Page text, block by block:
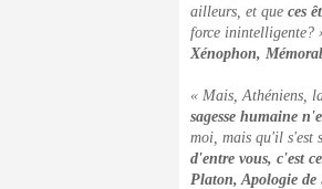
ailleurs, et que ces
force inintelligente?
Xénophon,
« Mais, Athéniens,
sagesse humaine
moi, mais qu'il s'est
d'entre vous, c'est
Platon,Apologie de